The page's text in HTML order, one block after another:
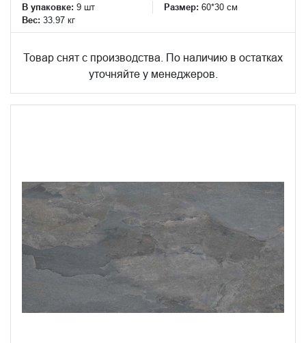
В упаковке: 9 шт Размер: 60*30 см
Вес: 33.97 кг
Товар снят с производства. По наличию в остатках
уточняйте у менеджеров.